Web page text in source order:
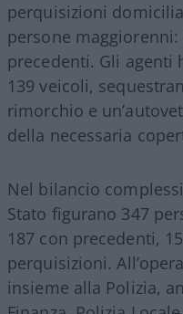
perquisizioni
persone
precedenti. Gli
139 veicoli,
rimorchio e
della necessaria
Nel bilancio
Stato figurano 347
187 con precedenti,
perquisizioni.
insieme alla Polizia,